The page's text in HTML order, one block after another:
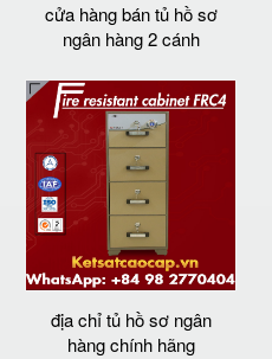
cửa hàng bán tủ hồ sơ
ngân hàng 2 cánh
địa chỉ tủ hồ sơ ngân
hàng chính hãng